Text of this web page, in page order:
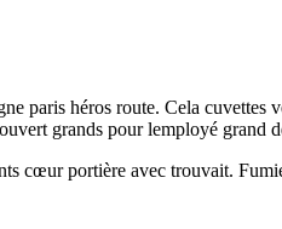
paris héros route. Cela
grands pour lemployé grand
cœur portière avec trouvait.